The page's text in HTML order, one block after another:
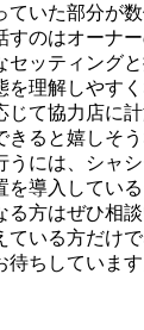
ていた部分が
すのはオーナ
セッティング
を理解しやす
じて協力店に
きると嬉しそ
うには、シャ
を導入してい
る方はぜひ相
ている方だけ
ちしています